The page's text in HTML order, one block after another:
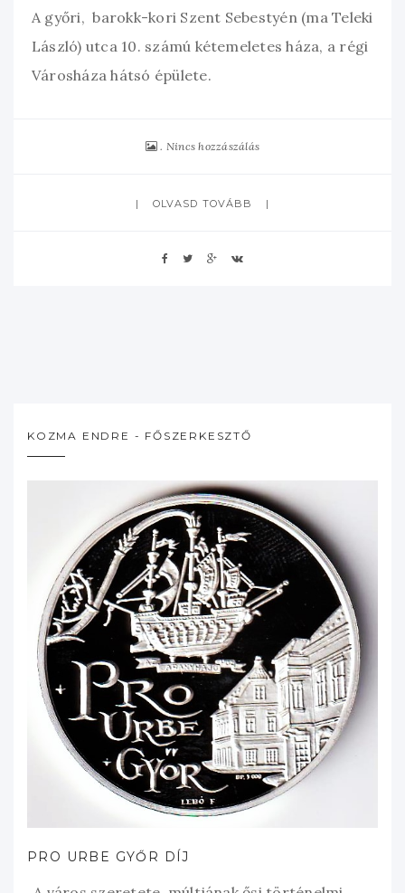
A győri, barokk-kori Szent Sebestyén (ma Teleki
László) utca 10. számú kétemeletes háza, a régi
Városháza hátsó épülete.
Nincs hozzászálás
OLVASD TOVÁBB
KOZMA ENDRE - FŐSZERKESZTŐ
PRO URBE GYŐR DÍJ